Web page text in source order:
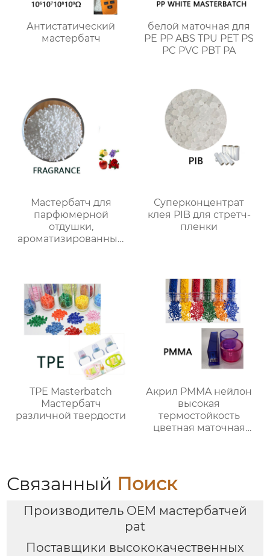
Антистатический
мастербатч
белой маточная для
PE PP ABS TPU PET PS
PC PVC PBT PA
Мастербатч для
парфюмерной
отдушки,
ароматизированный
Суперконцентрат
клея PIB для стретч-
пленки
TPE Masterbatch
Мастербатч
различной твердости
Акрил PMMA нейлон
высокая
термостойкость
цветная маточная
Связанный Поиск
Производитель OEM мастербатчей
pat
Поставщики высококачественных